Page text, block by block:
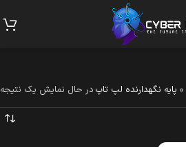
» پایه نگهدارنده لپ تاپ در حال نمایش یک نتیجه